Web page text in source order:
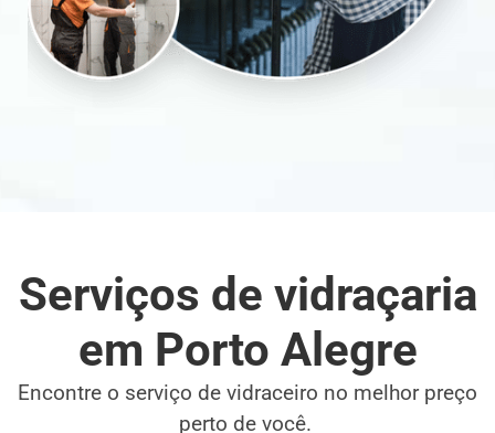
Serviços de vidraçaria
em Porto Alegre
Encontre o serviço de vidraceiro no melhor preço
perto de você.